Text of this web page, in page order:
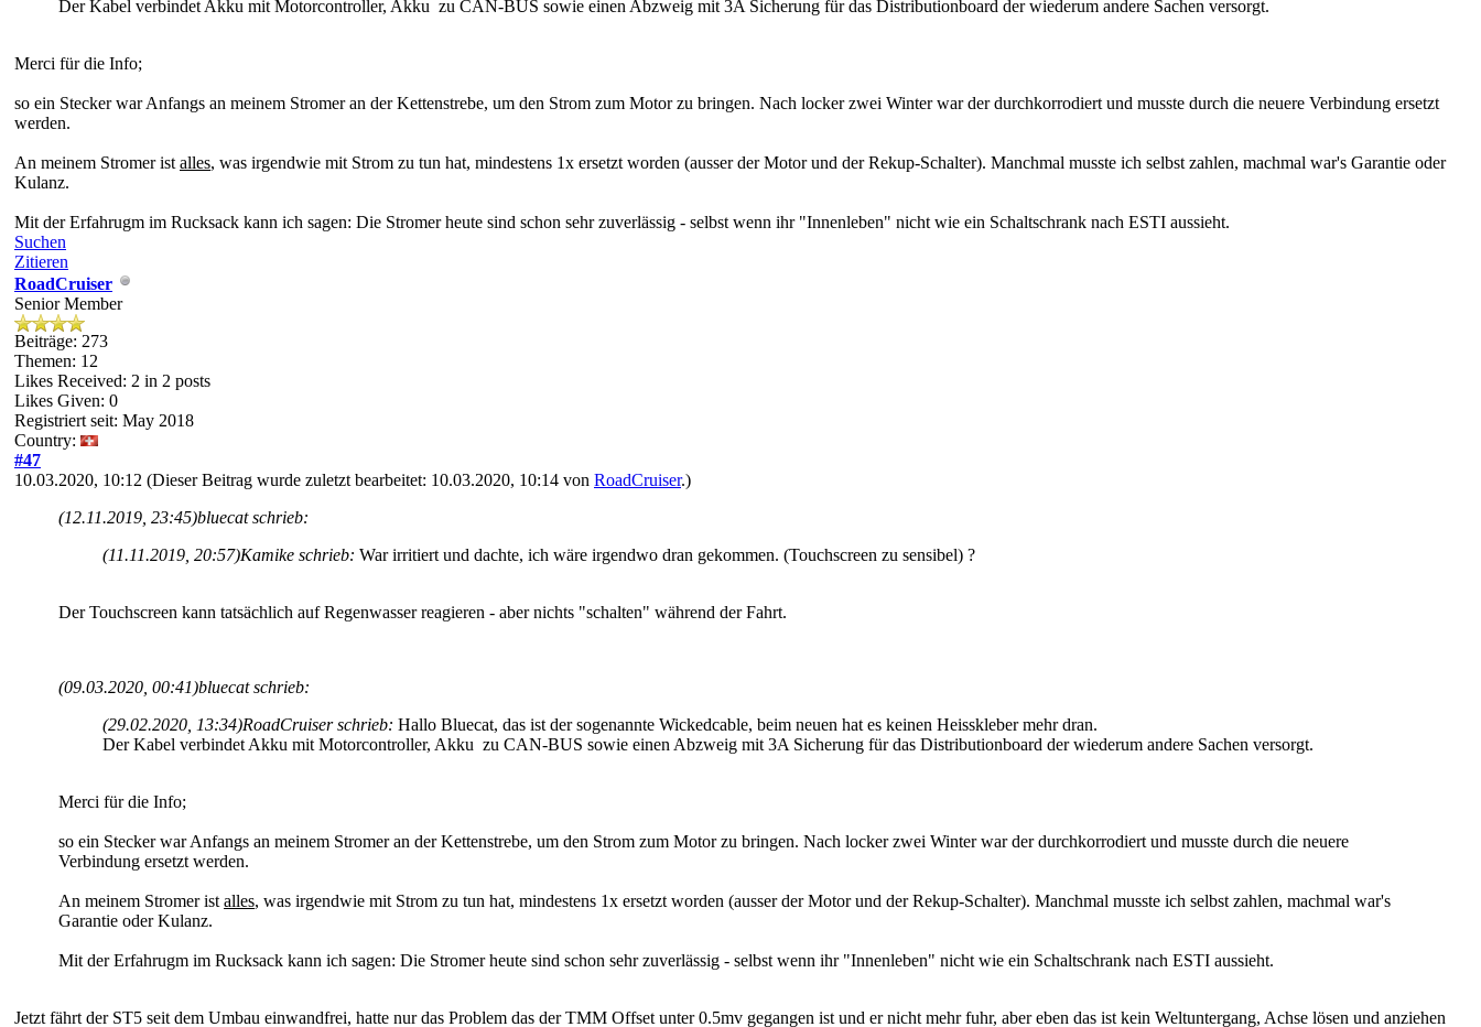
Der Kabel verbindet Akku mit Motorcontroller, Akku zu CAN-BUS sowie einen Abzweig mit 3A Sicherung für das Distributionboard der wiederum andere Sachen versorgt.
Merci für die Info;
so ein Stecker war Anfangs an meinem Stromer an der Kettenstrebe, um den Strom zum Motor zu bringen. Nach locker zwei Winter war der durchkorrodiert und musste durch die neuere Verbindung ersetzt
werden.
An meinem Stromer ist alles, was irgendwie mit Strom zu tun hat, mindestens 1x ersetzt worden (ausser der Motor und der Rekup-Schalter). Manchmal musste ich selbst zahlen, machmal war's Garantie oder
Kulanz.
Mit der Erfahrugm im Rucksack kann ich sagen: Die Stromer heute sind schon sehr zuverlässig - selbst wenn ihr "Innenleben" nicht wie ein Schaltschrank nach ESTI aussieht.
Suchen
Zitieren
RoadCruiser
Senior Member
Beiträge: 273
Themen: 12
Likes Received: 2 in 2 posts
Likes Given: 0
Registriert seit: May 2018
Country:
#47
10.03.2020, 10:12 (Dieser Beitrag wurde zuletzt bearbeitet: 10.03.2020, 10:14 von RoadCruiser.)
(12.11.2019, 23:45)bluecat schrieb:
(11.11.2019, 20:57)Kamike schrieb: War irritiert und dachte, ich wäre irgendwo dran gekommen. (Touchscreen zu sensibel) ?
Der Touchscreen kann tatsächlich auf Regenwasser reagieren - aber nichts "schalten" während der Fahrt.
(09.03.2020, 00:41)bluecat schrieb:
(29.02.2020, 13:34)RoadCruiser schrieb: Hallo Bluecat, das ist der sogenannte Wickedcable, beim neuen hat es keinen Heisskleber mehr dran.
Der Kabel verbindet Akku mit Motorcontroller, Akku zu CAN-BUS sowie einen Abzweig mit 3A Sicherung für das Distributionboard der wiederum andere Sachen versorgt.
Merci für die Info;
so ein Stecker war Anfangs an meinem Stromer an der Kettenstrebe, um den Strom zum Motor zu bringen. Nach locker zwei Winter war der durchkorrodiert und musste durch die neuere
Verbindung ersetzt werden.
An meinem Stromer ist alles, was irgendwie mit Strom zu tun hat, mindestens 1x ersetzt worden (ausser der Motor und der Rekup-Schalter). Manchmal musste ich selbst zahlen, machmal war's
Garantie oder Kulanz.
Mit der Erfahrugm im Rucksack kann ich sagen: Die Stromer heute sind schon sehr zuverlässig - selbst wenn ihr "Innenleben" nicht wie ein Schaltschrank nach ESTI aussieht.
Jetzt fährt der ST5 seit dem Umbau einwandfrei, hatte nur das Problem das der TMM Offset unter 0.5mv gegangen ist und er nicht mehr fuhr, aber eben das ist kein Weltuntergang, Achse lösen und anziehen